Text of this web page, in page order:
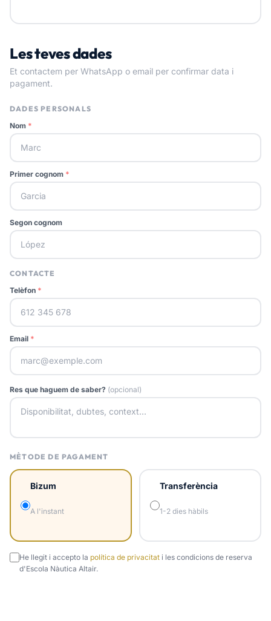
Les teves dades
Et contactem per WhatsApp o email per confirmar data i
pagament.
DADES PERSONALS
Nom *
Primer cognom *
Segon cognom
CONTACTE
Telèfon *
Email *
Res que haguem de saber? (opcional)
MÈTODE DE PAGAMENT
Bizum
A l'instant
Transferència
1-2 dies hàbils
He llegit i accepto la política de privacitat i les condicions de reserva
d'Escola Nàutica Altair.